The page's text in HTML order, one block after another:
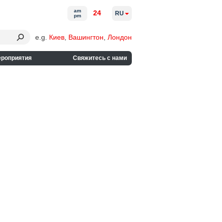
e.g. Киев Вашингтон Лондон
Свяжитесь с нами
am
pm
24 RU